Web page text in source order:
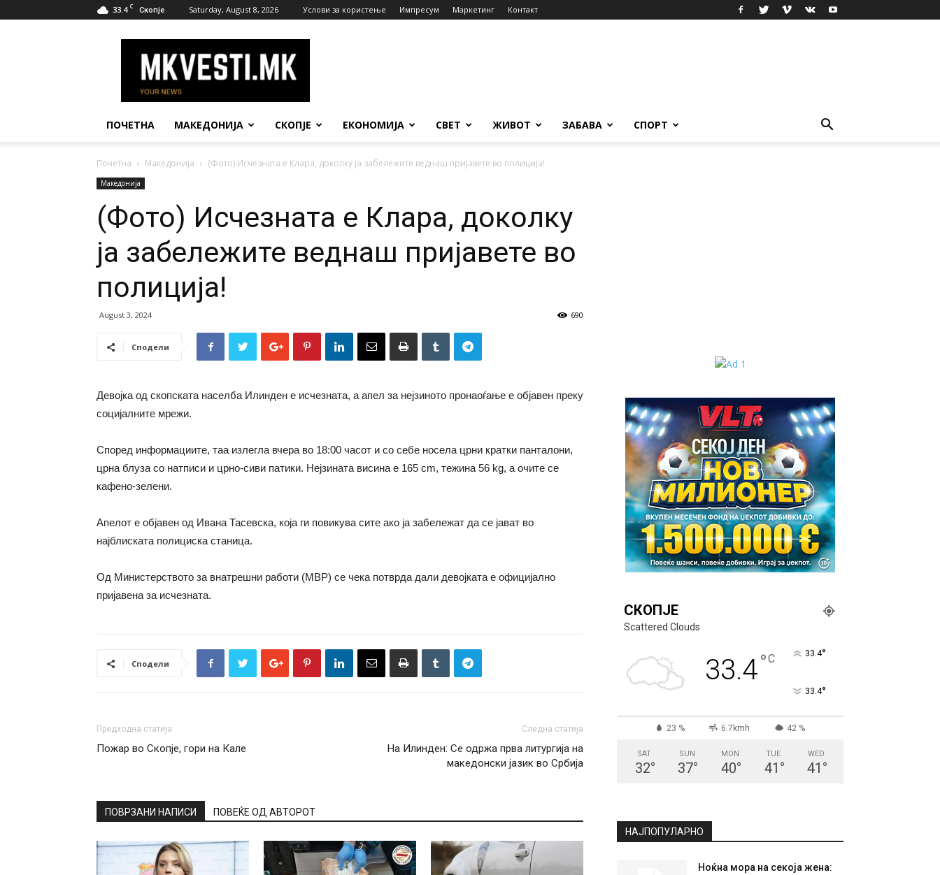
33.4 C Скопје Saturday, August 8, 2026 Услови за користење Импресум Маркетинг Контакт
Вести
ПОЧЕТНА МАКЕДОНИЈА СКОПЈЕ ЕКОНОМИЈА СВЕТ ЖИВОТ ЗАБАВА СПОРТ
Почетна Македонија (Фото) Исчезната е Клара, доколку ја забележите веднаш пријавете во полиција!
Македонија
(Фото) Исчезната е Клара, доколку
ја забележите веднаш пријавете во
полиција!
August 3, 2024 690
Сподели
Девојка од скопската населба Илинден e исчезната, а апел за нејзиното пронаоѓање е објавен преку
социјалните мрежи.
Според информациите, таа излегла вчера во 18:00 часот и со себе носела црни кратки панталони,
црна блуза со натписи и црно-сиви патики. Нејзината висина е 165 cm, тежина 56 kg, а очите се
кафено-зелени.
Апелот е објавен од Ивана Тасевска, која ги повикува сите ако ја забележат да се јават во
најблиската полициска станица.
Од Министерството за внатрешни работи (МВР) се чека потврда дали девојката е официјално
пријавена за исчезната.
Сподели
Предходна статија
Пожар во Скопје, гори на Кале
Следна статија
На Илинден: Се одржа прва литургија на
македонски јазик во Србија
ПОВРЗАНИ НАПИСИ ПОВЕЌЕ ОД АВТОРОТ
СКОПЈЕ
Scattered Clouds
33.4°C 33.4°
33.4°
23 % 6.7kmh 42 %
SAT
32°
SUN
37°
MON
40°
TUE
41 °
WED
41 °
НАЈПОПУЛАРНО
Ноќна мора на секоја жена: